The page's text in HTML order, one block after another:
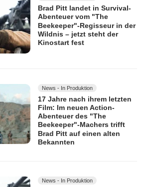
Brad Pitt landet in Survival-
Abenteuer vom "The
Beekeeper"-Regisseur in der
Wildnis – jetzt steht der
Kinostart fest
News - In Produktion
17 Jahre nach ihrem letzten
Film: Im neuen Action-
Abenteuer des "The
Beekeeper"-Machers trifft
Brad Pitt auf einen alten
Bekannten
News - In Produktion